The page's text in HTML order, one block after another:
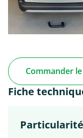
Commander
Fiche